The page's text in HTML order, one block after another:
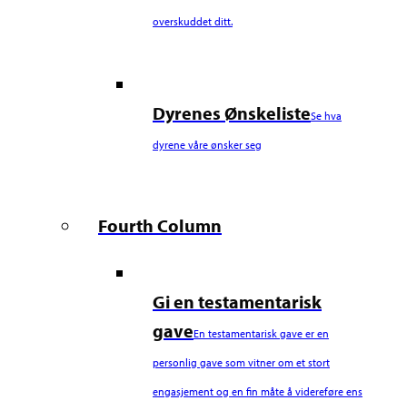
overskuddet ditt.
Dyrenes ØnskelisteSe hva
dyrene våre ønsker seg
Fourth Column
Gi en testamentarisk
gaveEn testamentarisk gave er en
personlig gave som vitner om et stort
engasjement og en fin måte å videreføre ens